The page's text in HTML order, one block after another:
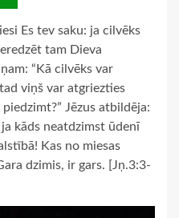
Es tev saku: ja cilvēks
tam Dieva
“Kā cilvēks var
viņš var atgriezties
Jēzus atbildēja:
kāds neatdzimst ūdenī
Kas no miesas
dzimis, ir gars. [Jņ.3:3-